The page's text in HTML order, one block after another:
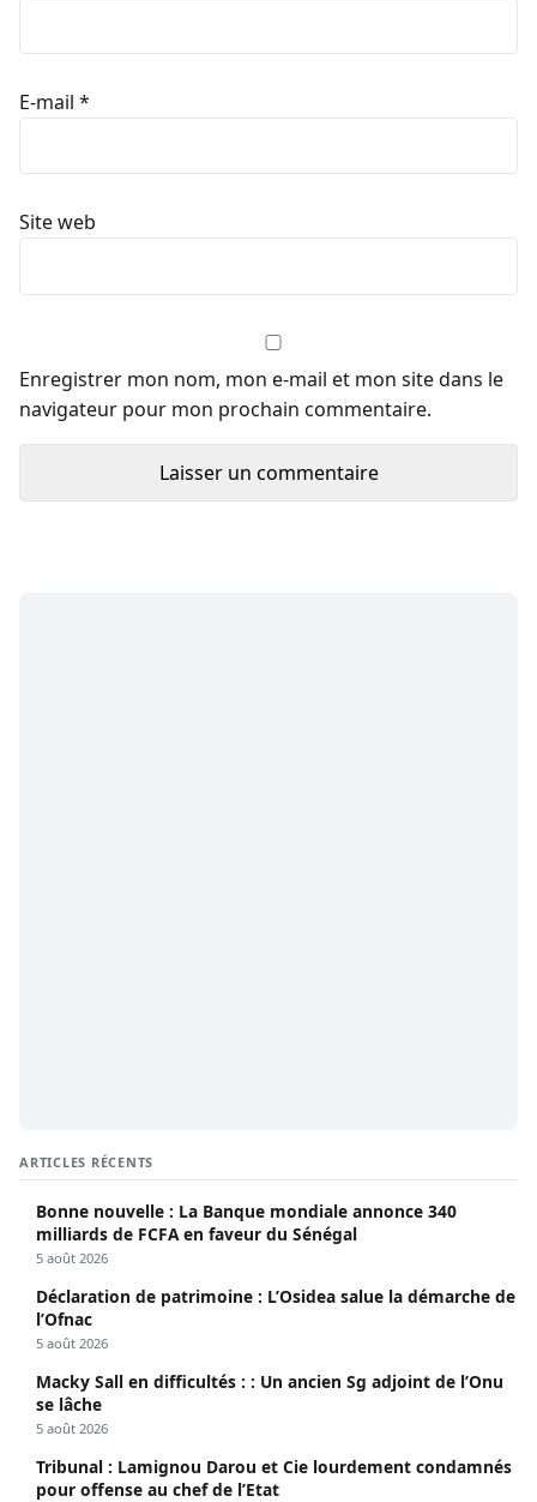
E-mail *
Site web
Enregistrer mon nom, mon e-mail et mon site dans le
navigateur pour mon prochain commentaire.
ARTICLES RÉCENTS
Bonne nouvelle : La Banque mondiale annonce 340
milliards de FCFA en faveur du Sénégal
5 août 2026
Déclaration de patrimoine : L’Osidea salue la démarche de
l’Ofnac
5 août 2026
Macky Sall en difficultés : : Un ancien Sg adjoint de l’Onu
se lâche
5 août 2026
Tribunal : Lamignou Darou et Cie lourdement condamnés
pour offense au chef de l’Etat